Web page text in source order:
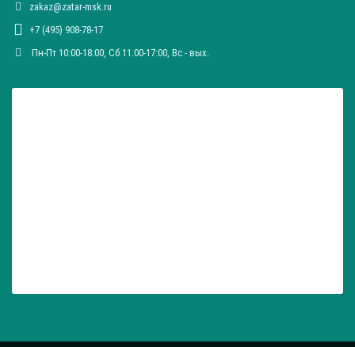
zakaz@zatar-msk.ru
+7 (495) 908-78-17
Пн-Пт 10:00-18:00, Сб 11:00-17:00, Вc - вых.